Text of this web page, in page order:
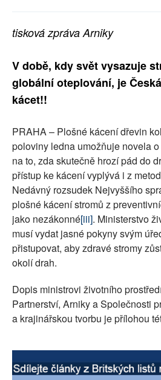
RUBRIKY
PLNÁ VERZE STRÁNEK
tisková zpráva Arniky
V době, kdy svět vysazuje
globální oteplování, je
kácet!!
PRAHA – Plošné kácení dřevin
poloviny ledna umožňuje novela
na to, zda skutečně hrozí pád do
přístup ke kácení vyplývá i z
Nedávný rozsudek Nejvyššího
plošné kácení stromů z
jako nezákonné[iii]. Ministerstvo
musí vydat jasné pokyny svým
přistupovat, aby zdravé stromy
okolí drah.
Dopis ministrovi životního
Partnerství, Arniky a Společnosti
a krajinářskou tvorbu je přílohou